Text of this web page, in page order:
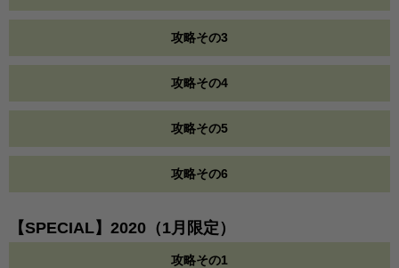
攻略その3
攻略その4
攻略その5
攻略その6
【SPECIAL】2020（1月限定）
攻略その1